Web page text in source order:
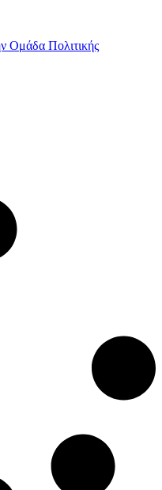
Ομάδα Πολιτικής